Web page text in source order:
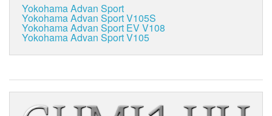
Yokohama Advan Sport
Yokohama Advan Sport V105S
Yokohama Advan Sport EV V108
Yokohama Advan Sport V105